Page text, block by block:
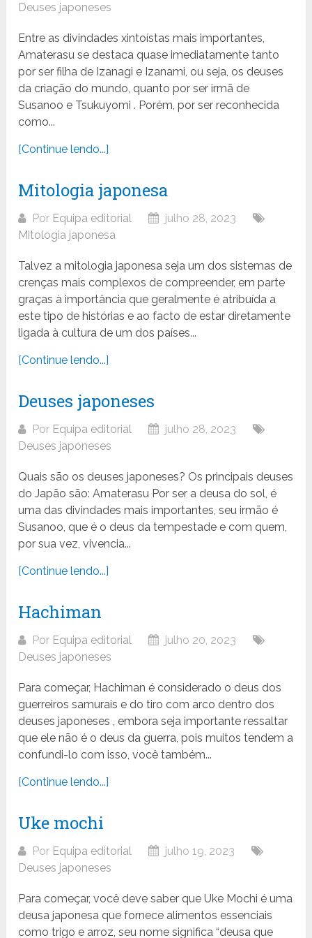
Deuses japoneses
Entre as divindades xintoístas mais importantes,
Amaterasu se destaca quase imediatamente tanto
por ser filha de Izanagi e Izanami, ou seja, os deuses
da criação do mundo, quanto por ser irmã de
Susanoo e Tsukuyomi . Porém, por ser reconhecida
como...
[Continue lendo...]
Mitologia japonesa
Por Equipa editorial
julho 28, 2023
Mitologia japonesa
Talvez a mitologia japonesa seja um dos sistemas de
crenças mais complexos de compreender, em parte
graças à importância que geralmente é atribuída a
este tipo de histórias e ao facto de estar diretamente
ligada à cultura de um dos países...
[Continue lendo...]
Deuses japoneses
Por Equipa editorial
julho 28, 2023
Deuses japoneses
Quais são os deuses japoneses? Os principais deuses
do Japão são: Amaterasu Por ser a deusa do sol, é
uma das divindades mais importantes, seu irmão é
Susanoo, que é o deus da tempestade e com quem,
por sua vez, vivencia...
[Continue lendo...]
Hachiman
Por Equipa editorial
julho 20, 2023
Deuses japoneses
Para começar, Hachiman é considerado o deus dos
guerreiros samurais e do tiro com arco dentro dos
deuses japoneses , embora seja importante ressaltar
que ele não é o deus da guerra, pois muitos tendem a
confundi-lo com isso, você também...
[Continue lendo...]
Uke mochi
Por Equipa editorial
julho 19, 2023
Deuses japoneses
Para começar, você deve saber que Uke Mochi é uma
deusa japonesa que fornece alimentos essenciais
como trigo e arroz, seu nome significa “deusa que